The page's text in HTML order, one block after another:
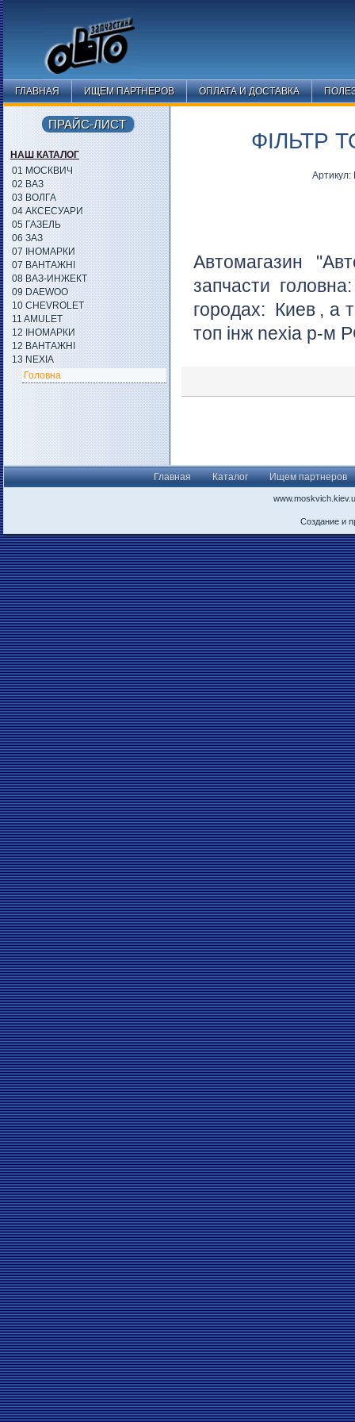
ГЛАВНАЯ ИЩЕМ ПАРТНЕРОВ ОПЛАТА И ДОСТАВКА
ФІЛЬТР
Автомагазин
запчасти
городах: Киев , а
топ інж nexia р-м
ПРАЙС-ЛИСТ
НАШ КАТАЛОГ
01 МОСКВИЧ
02 ВАЗ
03 ВОЛГА
04 АКСЕСУАРИ
05 ГАЗЕЛЬ
06 ЗАЗ
07 ІНОМАРКИ
07 ВАНТАЖНІ
08 ВАЗ-ИНЖЕКТ
09 DAEWOO
10 CHEVROLET
11 AMULET
12 ІНОМАРКИ
12 ВАНТАЖНІ
13 NEXIA
Головна
Главная Каталог Ищем партнеров
Создание и